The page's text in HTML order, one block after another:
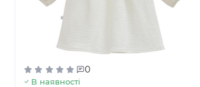
0
В наявності